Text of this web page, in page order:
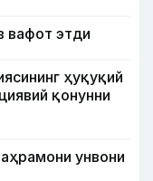
вафот этди
ҳуқуқий
қонунни
унвони